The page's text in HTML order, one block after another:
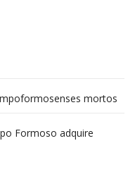
mortos
desabamentos são
Formoso adquire